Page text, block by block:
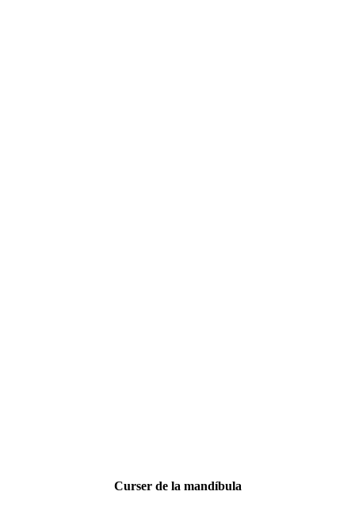
Curser de la mandíbula